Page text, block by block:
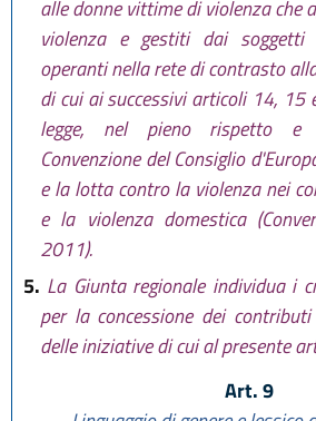
alle donne vittime di violenza che
violenza e gestiti dai
operanti nella rete di contrasto
di cui ai successivi articoli 14, 15
legge, nel pieno rispetto e
Convenzione del Consiglio
e la lotta contro la violenza nei
e la violenza domestica
2011).
5. La Giunta regionale individua i
per la concessione dei
delle iniziative di cui al presente
Art. 9